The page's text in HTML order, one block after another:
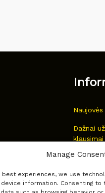
Manage
best experiences, we use
information. Consenting
Naujovės
Dažnai
klausimai
Kur